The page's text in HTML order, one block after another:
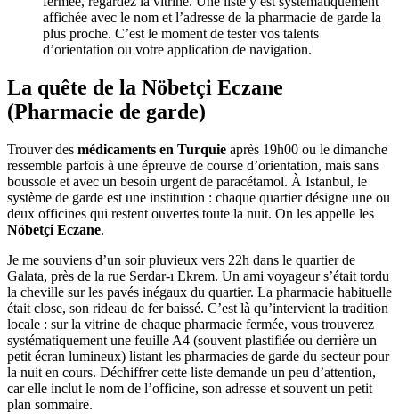
affichée avec le nom et l’adresse de la pharmacie de garde la
plus proche. C’est le moment de tester vos talents
d’orientation ou votre application de navigation.
La quête de la Nöbetçi Eczane
(Pharmacie de garde)
Trouver des médicaments en Turquie après 19h00 ou le dimanche
ressemble parfois à une épreuve de course d’orientation, mais sans
boussole et avec un besoin urgent de paracétamol. À Istanbul, le
système de garde est une institution : chaque quartier désigne une ou
deux officines qui restent ouvertes toute la nuit. On les appelle les
Nöbetçi Eczane.
Je me souviens d’un soir pluvieux vers 22h dans le quartier de
Galata, près de la rue Serdar-ı Ekrem. Un ami voyageur s’était tordu
la cheville sur les pavés inégaux du quartier. La pharmacie habituelle
était close, son rideau de fer baissé. C’est là qu’intervient la tradition
locale : sur la vitrine de chaque pharmacie fermée, vous trouverez
systématiquement une feuille A4 (souvent plastifiée ou derrière un
petit écran lumineux) listant les pharmacies de garde du secteur pour
la nuit en cours. Déchiffrer cette liste demande un peu d’attention,
car elle inclut le nom de l’officine, son adresse et souvent un petit
plan sommaire.